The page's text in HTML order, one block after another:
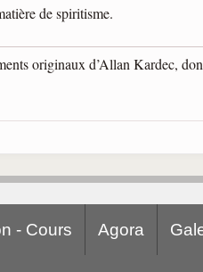
de spiritisme.
originaux d’Allan Kardec,
- Cours Agora